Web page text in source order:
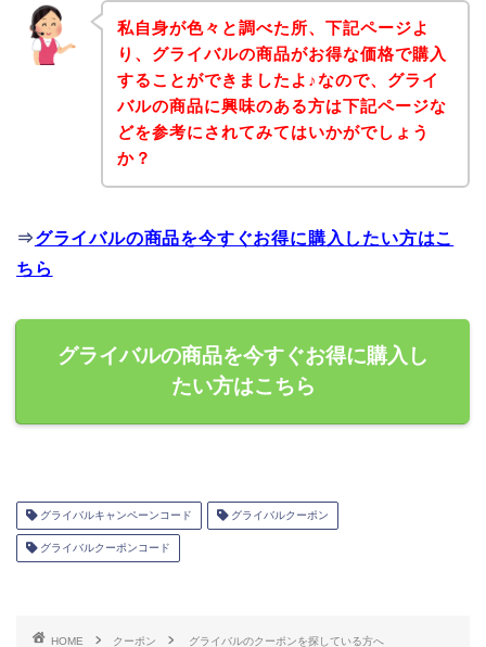
私自身が色々と調べた所、下記ページよ
り、グライバルの商品がお得な価格で購入
することができましたよ♪なので、グライ
バルの商品に興味のある方は下記ページな
どを参考にされてみてはいかがでしょう
か？
⇒グライバルの商品を今すぐお得に購入したい方はこ
ちら
グライバルの商品を今すぐお得に購入し
たい方はこちら
グライバルキャンペーンコード グライバルクーポン
グライバルクーポンコード
HOME クーポン グライバルのクーポンを探している方へ